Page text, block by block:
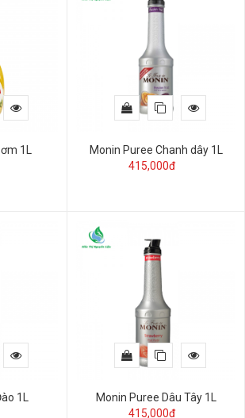
1L
Monin Puree Chanh dây 1L
415,000đ
1L
Monin Puree Dâu Tây 1L
415,000đ